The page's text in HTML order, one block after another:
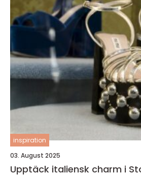
inspiration
03. August 2025
Upptäck italiensk charm i